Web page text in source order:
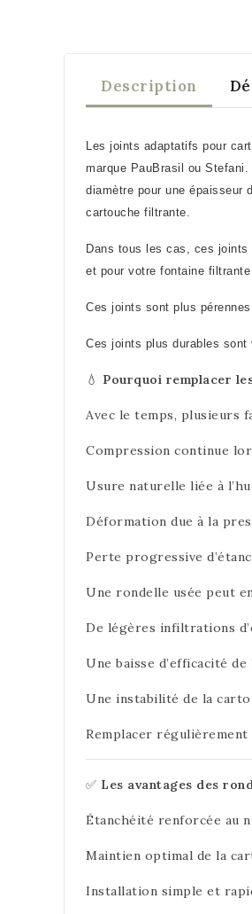
Description
Les joints adaptatifs pour
marque PauBrasil ou
diamètre pour une épaisseur
cartouche filtrante.
Dans tous les cas, ces
et pour votre fontaine
Ces joints sont plus
Ces joints plus durables sont
💧 Pourquoi remplacer
Avec le temps, plusieurs
Compression continue
Usure naturelle liée à
Déformation due à la
Perte progressive
Une rondelle usée peut
De légères infiltrations
Une baisse d’efficacité
Une instabilité de la
Remplacer
✅ Les avantages des
Étanchéité renforcée au
Maintien optimal de la
Installation simple et